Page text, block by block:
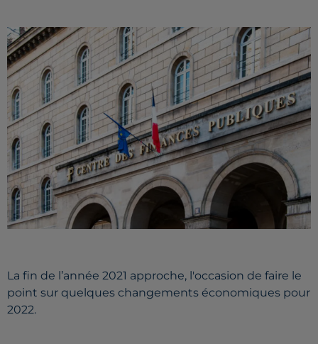
La fin de l’année 2021 approche, l'occasion de faire le
point sur quelques changements économiques pour
2022.